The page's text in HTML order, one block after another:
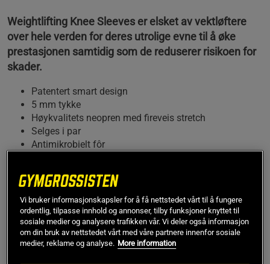
Weightlifting Knee Sleeves er elsket av vektløftere
over hele verden for deres utrolige evne til å øke
prestasjonen samtidig som de reduserer risikoen for
skader.
Patentert smart design
5 mm tykke
Høykvalitets neopren med fireveis stretch
Selges i par
Antimikrobielt fôr
SBDs Weightlifting Knee Sleeves har blitt pålitelige verktøy
for styrkeutøvere over hele verden takket være deres evne til
å gi støtte under mer komplekse bevegelser enn det som
vanligvis sees i tradisjonelt styrkeløft, som dype knebøy og
raske løft. De er godkjent av IPF og oppfyller alle IWFs
Vi bruker informasjonskapsler for å få nettstedet vårt til å fungere
ordentlig, tilpasse innhold og annonser, tilby funksjoner knyttet til
sosiale medier og analysere trafikken vår. Vi deler også informasjon
om din bruk av nettstedet vårt med våre partnere innenfor sosiale
medier, reklame og analyse. More information